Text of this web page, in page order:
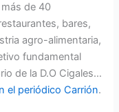
de 40
bares,
agro-alimentaria,
fundamental
de la D.O Cigales…
el periódico Carrión.